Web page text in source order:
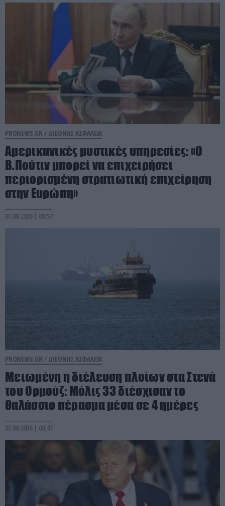
PRONEWS.GR / ΔΙΕΘΝΗΣ ΑΣΦΑΛΕΙΑ
Αμερικανικές μυστικές υπηρεσίες: «Ο
Β.Πούτιν μπορεί να επιχειρήσει
περιορισμένη στρατιωτική επιχείρηση
στην Ευρώπη»
07.08.2026 | 08:57
PRONEWS.GR / ΔΙΕΘΝΗΣ ΑΣΦΑΛΕΙΑ
Μειωμένη η διέλευση πλοίων στα Στενά
του Ορμούζ: Μόλις 33 διέσχισαν το
θαλάσσιο πέρασμα μέσα σε 4 ημέρες
07.08.2026 | 08:47